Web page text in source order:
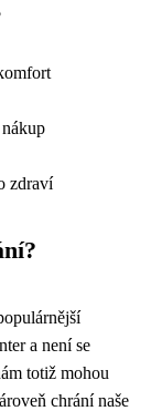
zdraví
a není se
totiž mohou
chrání naše